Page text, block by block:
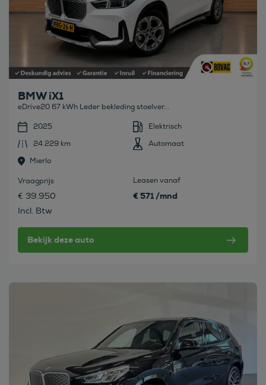
BMW iX1
eDrive20 67 kWh Leder bekleding stoelver...
2025
Elektrisch
24.229 km
Automaat
Mierlo
Vraagprijs
€ 39.950
Incl. Btw
Leasen vanaf
€ 571 /mnd
Bekijk deze auto